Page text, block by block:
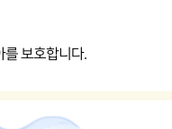
특수아동진료
를 보호합니다.